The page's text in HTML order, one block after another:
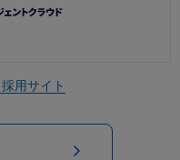
採用サイト